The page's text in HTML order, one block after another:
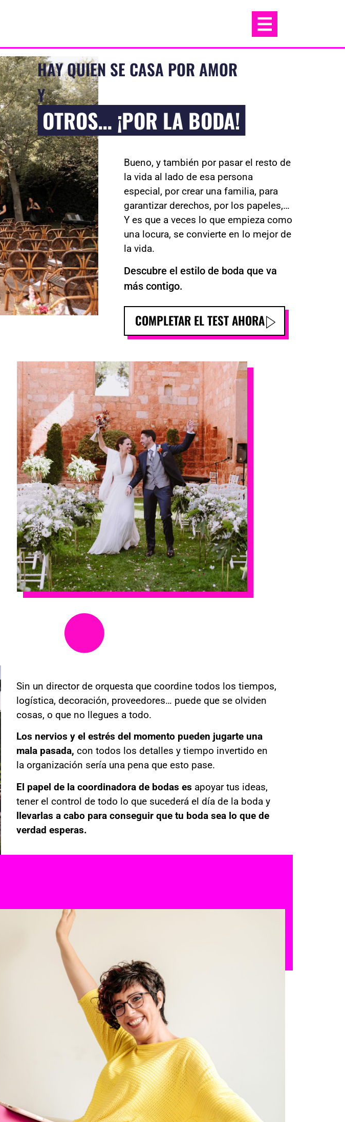
HAY QUIEN SE CASA POR AMOR
Y
OTROS… ¡POR LA BODA!
Bueno, y también por pasar el resto de
la vida al lado de esa persona
especial, por crear una familia, para
garantizar derechos, por los papeles,…
Y es que a veces lo que empieza como
una locura, se convierte en lo mejor de
la vida.
Descubre el estilo de boda que va
más contigo.
COMPLETAR EL TEST AHORA
Sin un director de orquesta que coordine todos los tiempos,
logística, decoración, proveedores… puede que se olviden
cosas, o que no llegues a todo.
Los nervios y el estrés del momento pueden jugarte una
mala pasada, con todos los detalles y tiempo invertido en
la organización sería una pena que esto pase.
El papel de la coordinadora de bodas es apoyar tus ideas,
tener el control de todo lo que sucederá el día de la boda y
llevarlas a cabo para conseguir que tu boda sea lo que de
verdad esperas.